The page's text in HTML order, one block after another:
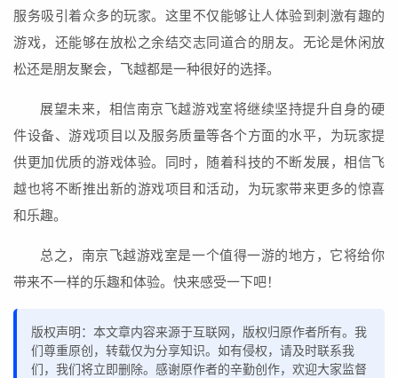
服务吸引着众多的玩家。这里不仅能够让人体验到刺激有趣的
游戏，还能够在放松之余结交志同道合的朋友。无论是休闲放
松还是朋友聚会，飞越都是一种很好的选择。
展望未来，相信南京飞越游戏室将继续坚持提升自身的硬
件设备、游戏项目以及服务质量等各个方面的水平，为玩家提
供更加优质的游戏体验。同时，随着科技的不断发展，相信飞
越也将不断推出新的游戏项目和活动，为玩家带来更多的惊喜
和乐趣。
总之，南京飞越游戏室是一个值得一游的地方，它将给你
带来不一样的乐趣和体验。快来感受一下吧！
版权声明：本文章内容来源于互联网，版权归原作者所有。我
们尊重原创，转载仅为分享知识。如有侵权，请及时联系我
们，我们将立即删除。感谢原作者的辛勤创作，欢迎大家监督